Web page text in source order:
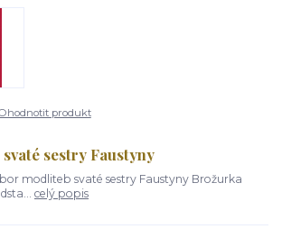
produkt
sestry Faustyny
modliteb svaté sestry Faustyny Brožurka
celý popis